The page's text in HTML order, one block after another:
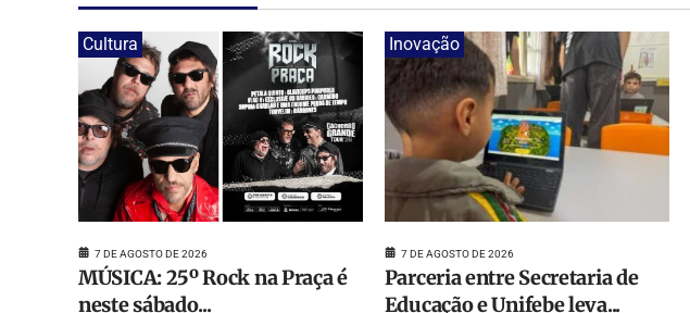
Cultura
7 DE AGOSTO DE 2026
MÚSICA: 25º Rock na Praça é
neste sábado...
Inovação
7 DE AGOSTO DE 2026
Parceria entre Secretaria de
Educação e Unifebe leva...